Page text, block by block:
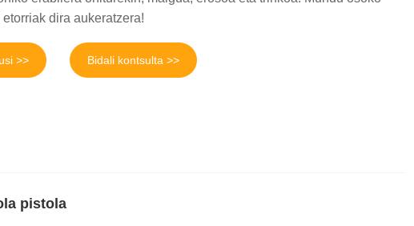
etorriak dira aukeratzera!
>> Bidali kontsulta >>
pistola